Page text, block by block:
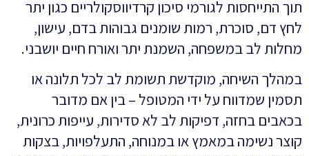
תוך התייחסות לגורמי סיכון קרדיווסקולריים כגון יתר
לחץ דם, סוכרת, רמות שומנים גבוהות בדם, עישון,
מחלות לב במשפחה, השמנת יתר ואורח חיים יושבני.
במהלך השיחה, מוקדשת תשומת לב לכל תלונה או
תסמין שמדווח על ידי המטופל – בין אם מדובר
בכאבים בחזה, דפיקות לב לא סדירות, עייפות כרונית,
קוצר נשימה במאמץ או במנוחה, התעלפויות, בצקות